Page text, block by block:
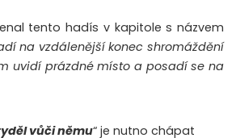
tento hadís v kapitole s názvem
na vzdálenější konec shromáždění
uvidí prázdné místo a posadí se na
vůči němu“ je nutno chápat